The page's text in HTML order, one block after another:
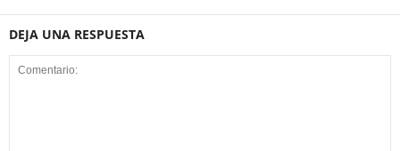
DEJA UNA RESPUESTA